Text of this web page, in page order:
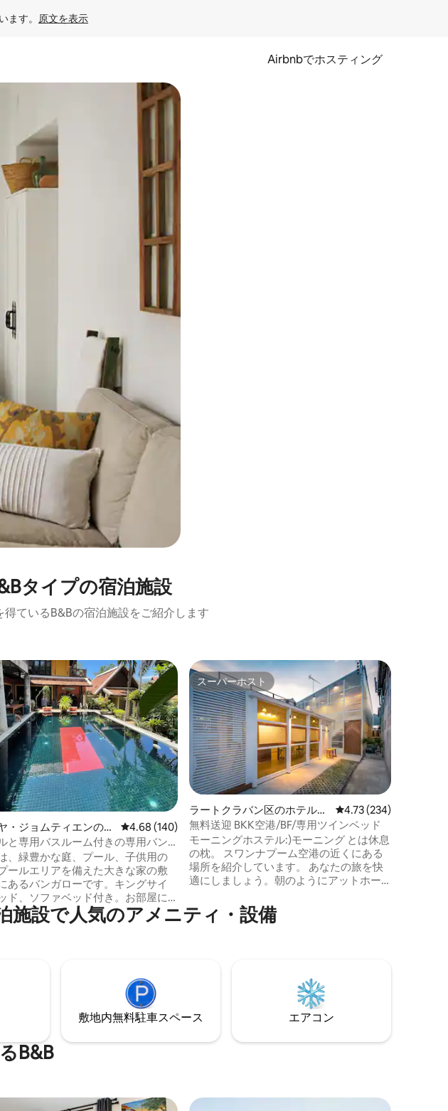
ます。 原文を表示
Airbnbでホスティング
て検索結果を確認することができます。
タイプの宿泊施設
ているB&Bの宿泊施設をご紹介します
星中4.81つ星の平均評価
・ジョムティエンの個
レビュー140件、5つ星中4.68つ星の平均評価
4.68 (140)
と専用バスルーム付きの専用バン
1、緑豊かな庭、プール、子供用の
ールエリアを備えた大きな家の敷
あるバンガローです。キングサイ
ド、ソファベッド付き。お部屋に
光が差し込む専用バスルームがあ
。とても広い庭。素晴らしいエリ
あります。市内中心部のアクティ
に非常に近いです。メイドサービ
私たちはウィードカフェ
ナーですので、お尋ね下さい！
スーパーホスト
スーパーホスト
ラートクラバン区のホテル客
室
レビュー234件、5つ
4.73 (234)
無料送迎 BKK空港/BF/専用ツインベッド
モーニングホステル:)モーニング とは休息
の枕。 スワンナプーム空港の近くにある
場所を紹介しています。 あなたの旅を快
適にしましょう。朝のようにアットホー
おはようございますカフェ:) お客様の朝食
を提供する場所です。 朝食はKai Ka Ta
instragram ： mornning.bkk
施設で人気のアメニティ・設備
敷地内無料駐⁠車ス⁠ペ⁠ー⁠ス エアコン
B&B